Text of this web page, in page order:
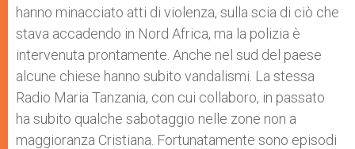
hanno minacciato atti di violenza, sulla scia di ciò che
stava accadendo in Nord Africa, ma la polizia è
intervenuta prontamente. Anche nel sud del paese
alcune chiese hanno subito vandalismi. La stessa
Radio Maria Tanzania, con cui collaboro, in passato
ha subito qualche sabotaggio nelle zone non a
maggioranza Cristiana. Fortunatamente sono episodi